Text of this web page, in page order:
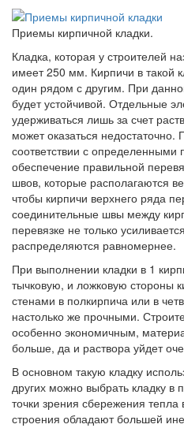
Приемы кирпичной кладки.
Кладка, которая у строителей
имеет 250 мм. Кирпичи в такой
один рядом с другим. При
будет устойчивой. Отдельные
удерживаться лишь за счет
может оказаться недостаточно.
соответствии с
обеспечение правильной
швов, которые располагаются
чтобы кирпичи верхнего ряда
соединительные швы между
перевязке не только
распределяются равномернее.
При выполнении кладки в 1
тычковую, и ложковую стороны
стенами в полкирпича или в
настолько же прочными.
особенно экономичным,
больше, да и раствора уйдет
В основном такую кладку
других можно выбрать кладку в
точки зрения сбережения
строения обладают большей